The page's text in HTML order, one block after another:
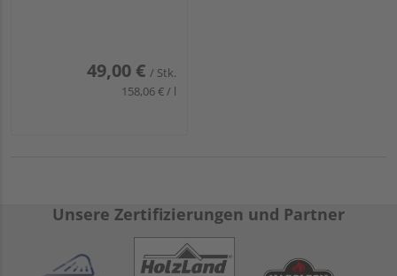
49,00 € / Stk.
158,06 € / l
Unsere Zertifizierungen und Partner